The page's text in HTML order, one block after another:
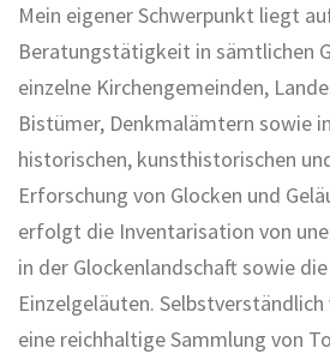
Mein eigener Schwerpunkt liegt
Beratungstätigkeit in sämtlichen
einzelne Kirchengemeinden,
Bistümer, Denkmalämtern sowie
historischen, kunsthistorischen
Erforschung von Glocken und
erfolgt die Inventarisation von
in der Glockenlandschaft sowie
Einzelgeläuten.
eine reichhaltige Sammlung von